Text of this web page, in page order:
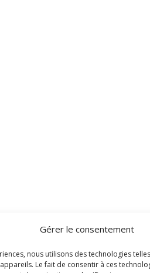
Gérer le consentement
nous utilisons des technologies
Le fait de consentir à ces